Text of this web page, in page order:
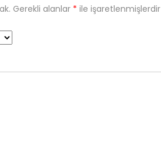
Gerekli alanlar * ile işaretlenmişlerdir